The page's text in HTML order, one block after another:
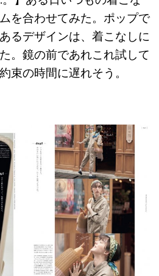
を合わせてみた。ポップで
るデザインは、着こなしに
。鏡の前であれこれ試して
束の時間に遅れそう。